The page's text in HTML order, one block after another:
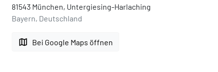
81543 München, Untergiesing-Harlaching
Bayern, Deutschland
map Bei Google Maps öffnen